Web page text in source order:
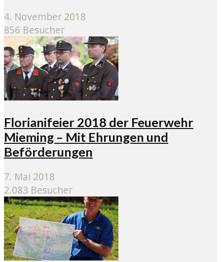
4. November 2018
856 Besucher
Florianifeier 2018 der Feuerwehr
Mieming – Mit Ehrungen und
Beförderungen
7. Mai 2018
2.083 Besucher